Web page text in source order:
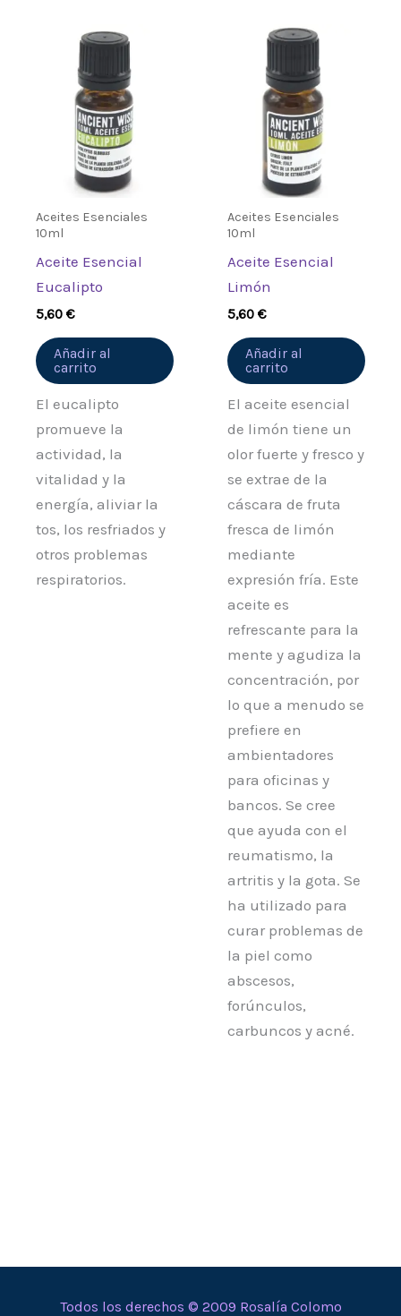
Aceites Esenciales
10ml
Aceite Esencial
Eucalipto
5,60€
Añadir al
carrito
El eucalipto
promueve la
actividad, la
vitalidad y la
energía, aliviar la
tos, los resfriados y
otros problemas
respiratorios.
Aceites Esenciales
10ml
Aceite Esencial
Limón
5,60€
Añadir al
carrito
El aceite esencial
de limón tiene un
olor fuerte y fresco y
se extrae de la
cáscara de fruta
fresca de limón
mediante
expresión fría. Este
aceite es
refrescante para la
mente y agudiza la
concentración, por
lo que a menudo se
prefiere en
ambientadores
para oficinas y
bancos. Se cree
que ayuda con el
reumatismo, la
artritis y la gota. Se
ha utilizado para
curar problemas de
la piel como
abscesos,
forúnculos,
carbuncos y acné.
Todos los derechos © 2009 Rosalía Colomo